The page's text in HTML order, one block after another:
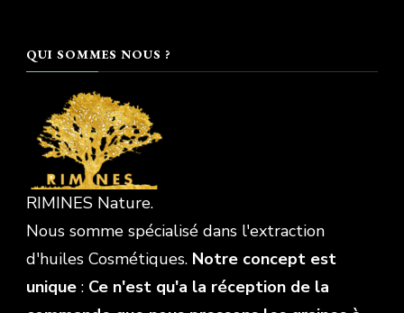
QUI SOMMES NOUS ?
RIMINES Nature.
Nous somme spécialisé dans l'extraction
d'huiles Cosmétiques. Notre concept est
unique : Ce n'est qu'a la réception de la